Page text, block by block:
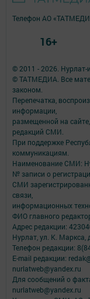
© 2011 - 2026.
© ТАТМЕДИА. Все
законом.
Перепечатка,
информации,
размещенной на
редакций СМИ.
При поддержке
коммуникациям.
Наименование СМИ:
№ записи о
СМИ
связи,
информационных
ФИО главного
Адрес редакции:
Нурлат, ул. К. Маркса,
Телефон редакции:
E-mail редакции:
nurlatweb@yandex.ru
Для сообщений о
nurlatweb@yandex.ru
Телефон АО
16+